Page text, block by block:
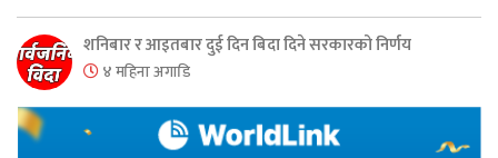
शनिबार र आइतबार दुई दिन बिदा दिने सरकारको निर्णय
४ महिना अगाडि